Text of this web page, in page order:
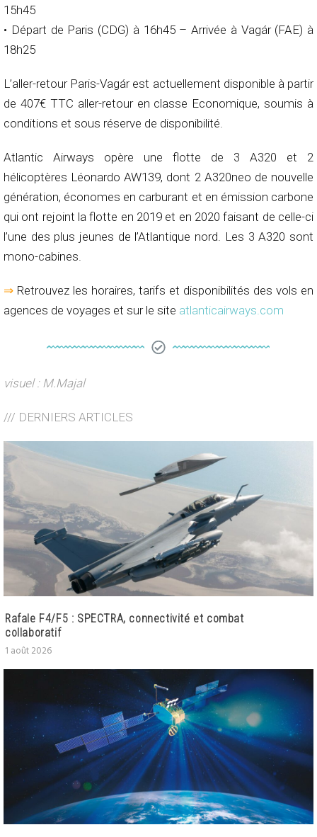
15h45
• Départ de Paris (CDG) à 16h45 – Arrivée à Vagár (FAE) à
18h25
L’aller-retour Paris-Vagár est actuellement disponible à partir
de 407€ TTC aller-retour en classe Economique, soumis à
conditions et sous réserve de disponibilité.
Atlantic Airways opère une flotte de 3 A320 et 2
hélicoptères Léonardo AW139, dont 2 A320neo de nouvelle
génération, économes en carburant et en émission carbone
qui ont rejoint la flotte en 2019 et en 2020 faisant de celle-ci
l’une des plus jeunes de l’Atlantique nord. Les 3 A320 sont
mono-cabines.
⇒ Retrouvez les horaires, tarifs et disponibilités des vols en
agences de voyages et sur le site atlanticairways.com
visuel : M.Majal
/// DERNIERS ARTICLES
Rafale F4/F5 : SPECTRA, connectivité et combat
collaboratif
1 août 2026